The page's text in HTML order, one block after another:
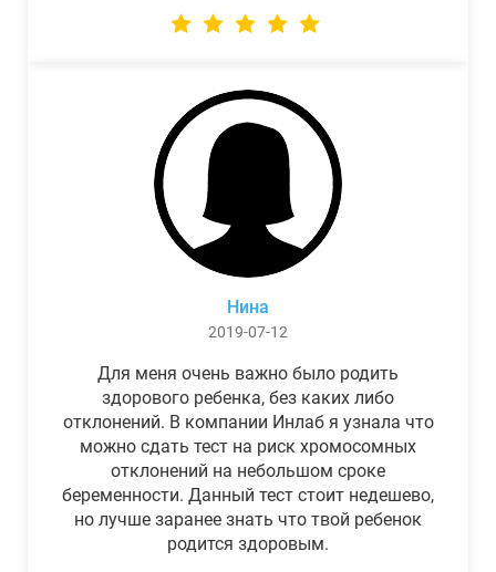
Нина
2019-07-12
Для меня очень важно было родить
здорового ребенка, без каких либо
отклонений. В компании Инлаб я узнала что
можно сдать тест на риск хромосомных
отклонений на небольшом сроке
беременности. Данный тест стоит недешево,
но лучше заранее знать что твой ребенок
родится здоровым.